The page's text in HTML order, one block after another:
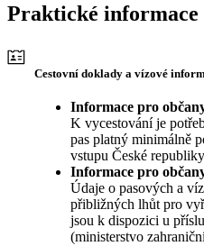
Praktické informace
Cestovní doklady a vízové
Informace pro
K vycestování je
pas platný minimálně
vstupu České
Informace pro
Údaje o pasových a
přibližných lhůt pro
jsou k dispozici u
(ministerstvo